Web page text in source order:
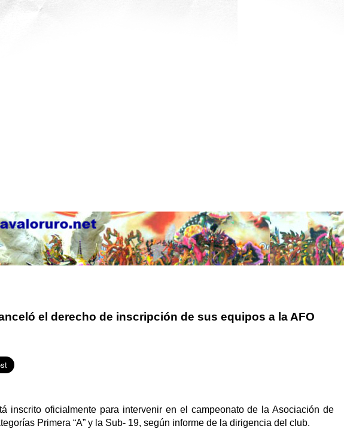
el derecho de inscripción de sus equipos a la AFO
inscrito oficialmente para intervenir en el campeonato de la Asociación de
Primera “A” y la Sub- 19, según informe de la dirigencia del club.